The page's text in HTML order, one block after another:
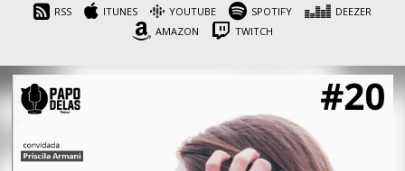
RSS ITUNES YOUTUBE SPOTIFY
DEEZER
AMAZON
TWITCH